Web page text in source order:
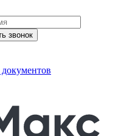
звонок